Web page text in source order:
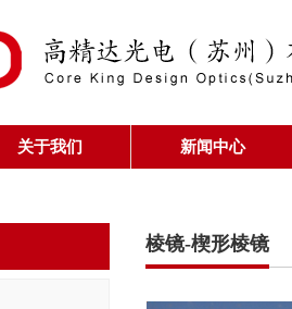
关于我们 新闻中心
棱镜-楔形棱镜